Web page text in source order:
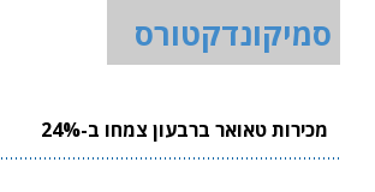
סמיקונדקטורס
מכירות טאואר ברבעון צמחו ב-24%